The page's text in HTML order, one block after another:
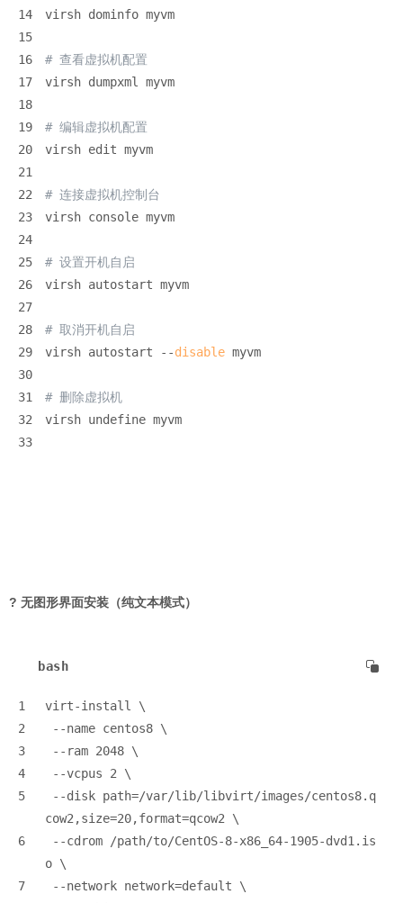
14
virsh dominfo myvm
15
16
# 查看虚拟机配置
17
virsh dumpxml myvm
18
19
# 编辑虚拟机配置
20
virsh edit myvm
21
22
# 连接虚拟机控制台
23
virsh console myvm
24
25
# 设置开机自启
26
virsh autostart myvm
27
28
# 取消开机自启
29
virsh autostart --disable myvm
30
31
# 删除虚拟机
32
virsh undefine myvm
33
? 无图形界面安装（纯文本模式）
bash
1
virt-install \
2
--name centos8 \
3
--ram 2048 \
4
--vcpus 2 \
5
cow2,size=20,format=qcow2 \
6
o \
7
--network network=default \